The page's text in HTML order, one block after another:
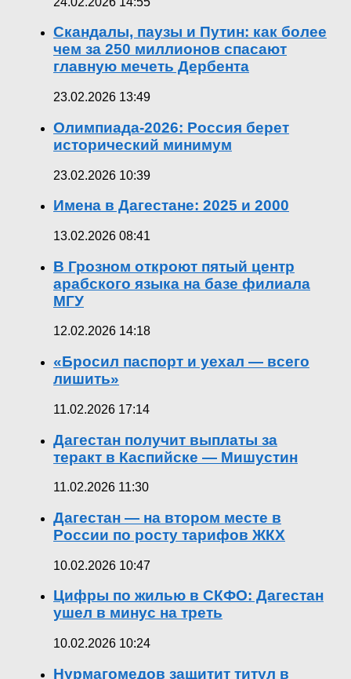
Скандалы, паузы и Путин: как более
чем за 250 миллионов спасают
главную мечеть Дербента
23.02.2026 13:49
Олимпиада-2026: Россия берет
исторический минимум
23.02.2026 10:39
Имена в Дагестане: 2025 и 2000
13.02.2026 08:41
В Грозном откроют пятый центр
арабского языка на базе филиала
МГУ
12.02.2026 14:18
«Бросил паспорт и уехал — всего
лишить»
11.02.2026 17:14
Дагестан получит выплаты за
теракт в Каспийске — Мишустин
11.02.2026 11:30
Дагестан — на втором месте в
России по росту тарифов ЖКХ
10.02.2026 10:47
Цифры по жилью в СКФО: Дагестан
ушел в минус на треть
10.02.2026 10:24
Нурмагомедов защитит титул в